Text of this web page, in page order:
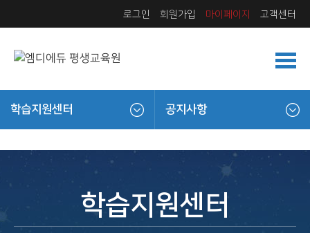
로그인 회원가입 마이페이지 고객센터
학습지원센터 공지사항
학습지원센터